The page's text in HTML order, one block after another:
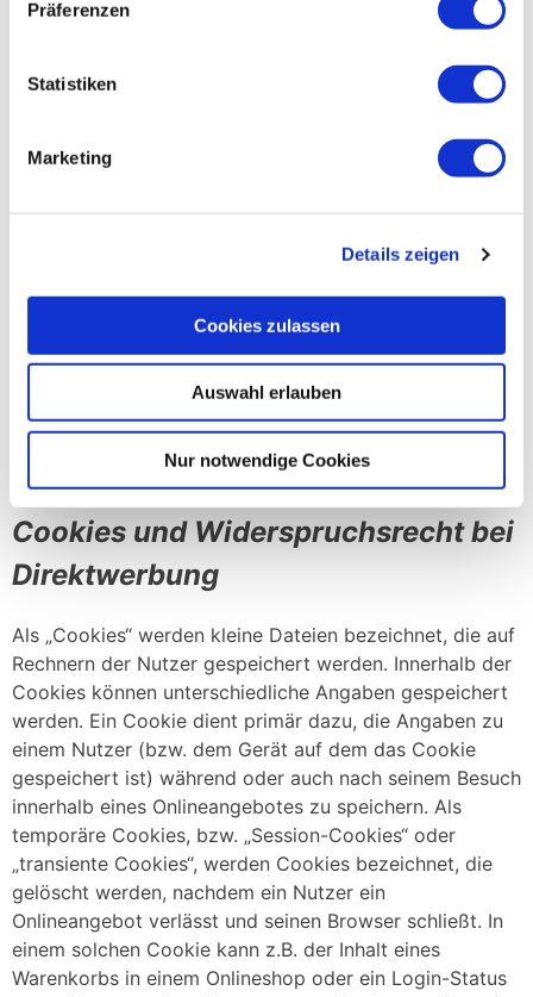
Präferenzen
Statistiken
Marketing
Details zeigen
Cookies zulassen
Auswahl erlauben
Nur notwendige Cookies
Beschwerde bei der zuständigen Aufsichtsbehörde
Sie haben das Recht, erteilte Einwilligungen gem. Art. 7
Widerspruchsrecht
Sie können der künftigen Verarbeitung der Sie
betreffenden Daten nach Maßgabe des Art. 21 DSGVO
insbesondere gegen die Verarbeitung für Zwecke der
Direktwerbung erfolgen.
Cookies und Widerspruchsrecht bei
Direktwerbung
Als „Cookies“ werden kleine Dateien bezeichnet, die auf
Rechnern der Nutzer gespeichert werden. Innerhalb der
Cookies können unterschiedliche Angaben gespeichert
werden. Ein Cookie dient primär dazu, die Angaben zu
einem Nutzer (bzw. dem Gerät auf dem das Cookie
gespeichert ist) während oder auch nach seinem Besuch
innerhalb eines Onlineangebotes zu speichern. Als
temporäre Cookies, bzw. „Session-Cookies“ oder
„transiente Cookies“, werden Cookies bezeichnet, die
gelöscht werden, nachdem ein Nutzer ein
Onlineangebot verlässt und seinen Browser schließt. In
einem solchen Cookie kann z.B. der Inhalt eines
Warenkorbs in einem Onlineshop oder ein Login-Status